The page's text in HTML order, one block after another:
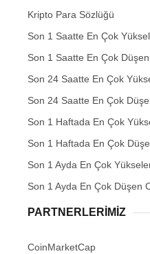
Kripto Para Sözlüğü
Son 1 Saatte En Çok
Son 1 Saatte En Çok
Son 24 Saatte En Çok
Son 24 Saatte En Çok
Son 1 Haftada En Çok
Son 1 Haftada En Çok
Son 1 Ayda En Çok
Son 1 Ayda En Çok Düşen
PARTNERLERIMIZ
CoinMarketCap